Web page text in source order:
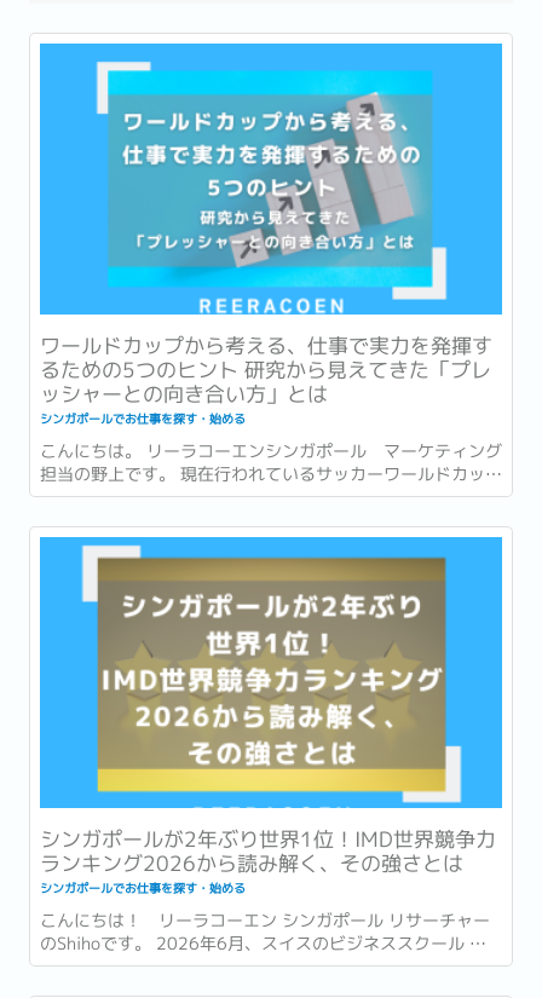
ワールドカップから考える、仕事で実力を発揮す
るための5つのヒント 研究から見えてきた「プレ
ッシャーとの向き合い方」とは
シンガポールでお仕事を探す・始める
こんにちは。 リーラコーエンシンガポール マーケティング
担当の野上です。 現在行われているサッカーワールドカッ
プ、いよいよ残すところ数試合となりました！ 本記事がリリ
ースされる頃には準決勝の結果が出ている頃。...
シンガポールが2年ぶり世界1位！IMD世界競争力
ランキング2026から読み解く、その強さとは
シンガポールでお仕事を探す・始める
こんにちは！ リーラコーエン シンガポール リサーチャー
のShihoです。 2026年6月、スイスのビジネススクール 国
際経営開発研究所・IMD (International Institute for
Management Development) が発表した「世界競争力ラン